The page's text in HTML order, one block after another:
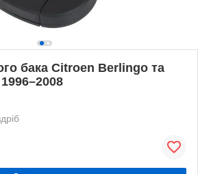
бака Citroen Berlingo та